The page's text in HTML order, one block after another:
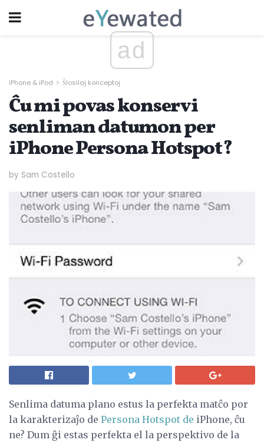
ad
IPhone & iPod Ŝlosilaj konceptoj
Ĉu mi povas konservi
senliman datumon per
iPhone Persona Hotspot?
by Sam Costello
Senlima datuma plano estus la perfekta matĉo por
la karakterizaĵo de Persona Hotspot de iPhone, ĉu
ne? Dum ĝi estas perfekta el la perspektivo de la